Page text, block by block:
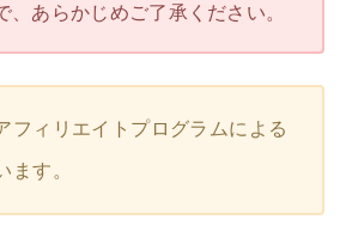
、あらかじめご了承ください。
フィリエイトプログラムによる
ます。